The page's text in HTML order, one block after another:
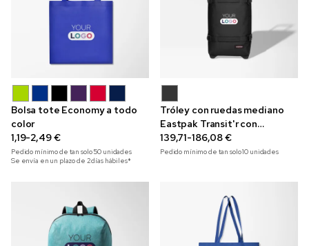
Bolsa tote Economy a todo
color
1,19-2,49 €
Pedido mínimo de tan solo50 unidades
Se envía en un plazo de 2 días hábiles*
Tróley con ruedas mediano
Eastpak Transit'r con
impresión a todo color
139,71-186,08 €
Pedido mínimo de tan solo10 unidades